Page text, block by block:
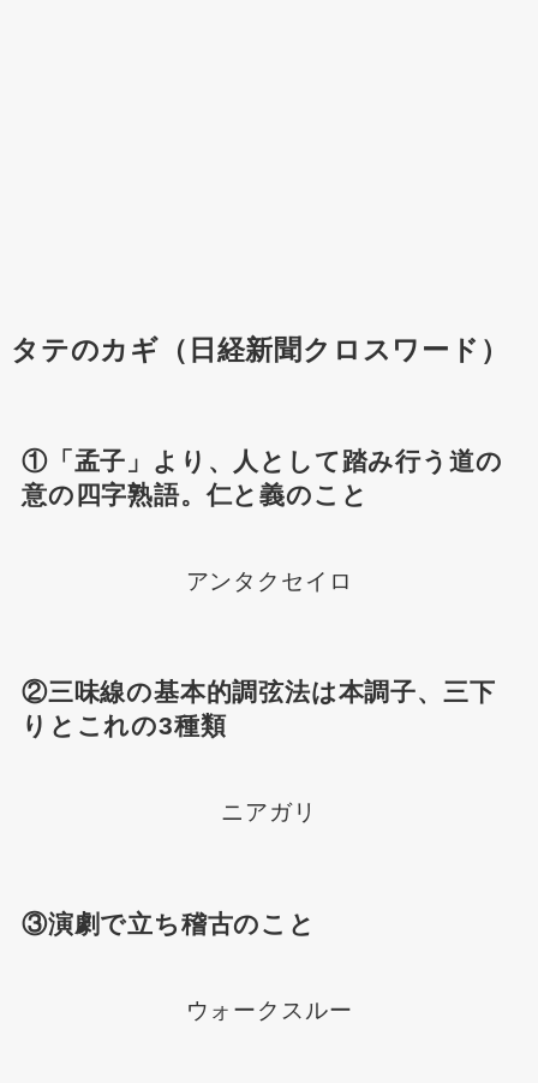
タテのカギ（日経新聞クロスワード）
①「孟子」より、人として踏み行う道の
意の四字熟語。仁と義のこと
アンタクセイロ
②三味線の基本的調弦法は本調子、三下
りとこれの3種類
ニアガリ
③演劇で立ち稽古のこと
ウォークスルー